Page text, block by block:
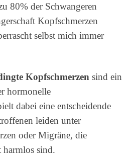
80% der Schwangeren
Kopfschmerzen
selbst mich immer
Kopfschmerzen sind ein
hormonelle
dabei eine entscheidende
leiden unter
oder Migräne, die
harmlos sind.